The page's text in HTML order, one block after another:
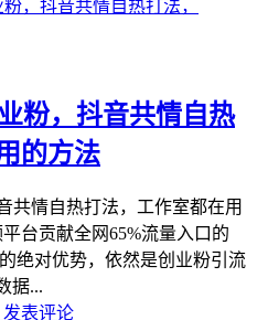
粉，抖音共情自热
的方法
共情自热打法，工作室都在用
台贡献全网65%流量入口的
绝对优势，依然是创业粉引流
据...
发表评论